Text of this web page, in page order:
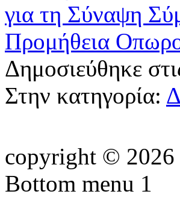
για τη Σύναψη
Προμήθεια
Δημοσιεύθηκε
Στην κατηγορία:
copyright © 2026
Bottom menu 1